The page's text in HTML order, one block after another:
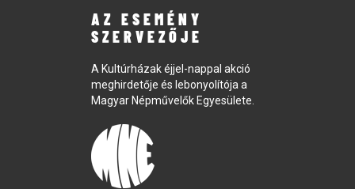
AZ ESEMÉNY
SZERVEZŐJE
A Kultúrházak éjjel-nappal akció
meghirdetője és lebonyolítója a
Magyar Népművelők Egyesülete.